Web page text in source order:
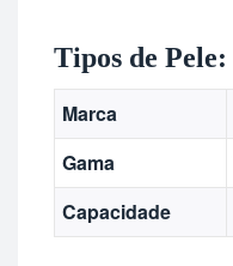
Tipos de Pele:
Marca
Gama
Capacidade